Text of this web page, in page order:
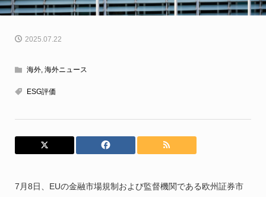
2025.07.22
海外, 海外ニュース
ESG評価
7月8日、EUの金融市場規制および監督機関である欧州証券市